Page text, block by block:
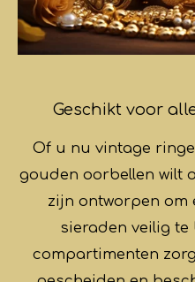
Geschikt voor
Of u nu vintage
gouden oorbellen wilt
zijn ontworpen om
sieraden veilig te
compartimenten